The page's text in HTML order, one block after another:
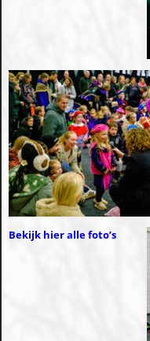
Bekijk hier alle foto’s